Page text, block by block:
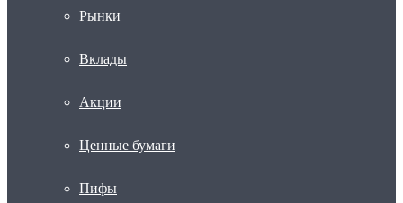
Рынки
Вклады
Акции
Ценные бумаги
Пифы